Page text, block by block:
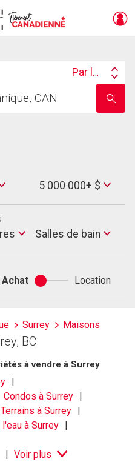
Search
Par lieu
nom
Max
Price
5 000 000+ $
Salles
de
Salles de bain
Achat
Achat
ou
Location
Surrey Maisons
BC
à vendre à Surrey
Condos à Surrey
Terrains à Surrey
l'eau à Surrey
Voir plus